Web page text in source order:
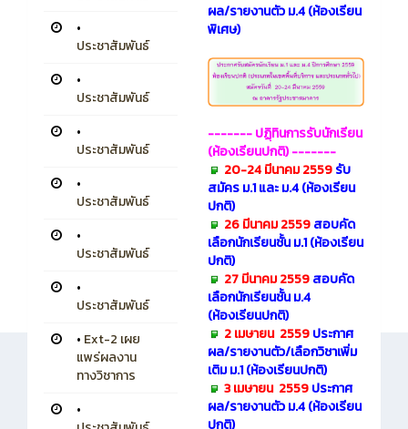
•
ประชาสัมพันธ์
•
ประชาสัมพันธ์
•
ประชาสัมพันธ์
•
ประชาสัมพันธ์
•
ประชาสัมพันธ์
•
ประชาสัมพันธ์
• Ext-2 เผย
แพร่ผลงาน
ทางวิชาการ
•
ผล/รายงานตัว ม.4 (ห้องเรียน
พิเศษ)
------- ปฏฺิทินการรับนักเรียน
(ห้องเรียนปกติ)-------
20-24 มีนาคม 2559รับ
สมัคร ม.1 และ ม.4 (ห้องเรียน
ปกติ)
26 มีนาคม 2559สอบคัด
เลือกนักเรียนชั้น ม.1 (ห้องเรียน
ปกติ)
27 มีนาคม 2559สอบคัด
เลือกนักเรียนชั้น ม.4
(ห้องเรียนปกติ)
2 เมษายน 2559ประกาศ
ผล/รายงานตัว/เลือกวิชาเพิ่ม
เติมม.1 (ห้องเรียนปกติ)
3 เมษายน 2559ประกาศ
ผล/รายงานตัว ม.4 (ห้องเรียน
ปกติ)